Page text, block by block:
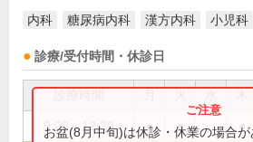
内科 糖尿病内科 漢方内科 小児科
診療/受付時間・休診日
9:00～12:30 ● ● ●
お盆(8月中旬)は休診・休業の場合